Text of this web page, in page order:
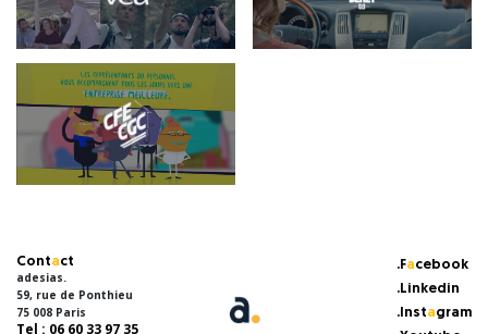
Contact
adesias.
59, rue de Ponthieu
75 008 Paris
Tel : 06 60 33 97 35
.Facebook
.Linkedin
.Instagram